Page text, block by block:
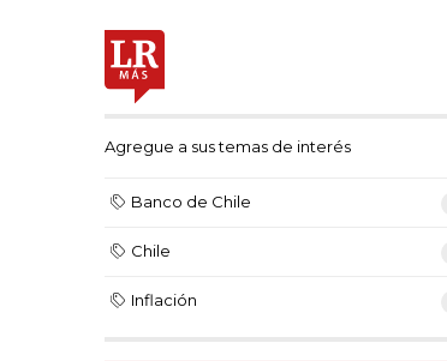
Agregue a sus temas de interés
Banco de Chile
Chile
Inflación